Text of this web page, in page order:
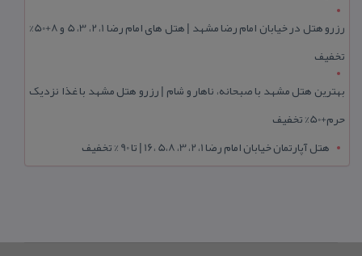
رزرو هتل در خیابان امام رضا مشهد | هتل‌ های امام رضا 1، 2، 3، 5 و 8+50%
تخفیف
بهترین هتل مشهد با صبحانه، ناهار و شام | رزرو هتل مشهد با غذا نزدیک
حرم+50% تخفیف
هتل آپارتمان خیابان امام رضا 1، 2، 3، 5،8 ،16 | تا 90 % تخفیف